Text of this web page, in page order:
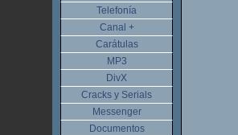
Telefonía
Canal +
Carátulas
MP3
DivX
Cracks y Serials
Messenger
Documentos